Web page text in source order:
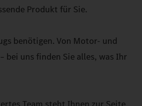
Produkt für Sie.
benötigen. Von Motor- und
uns finden Sie alles, was Ihr